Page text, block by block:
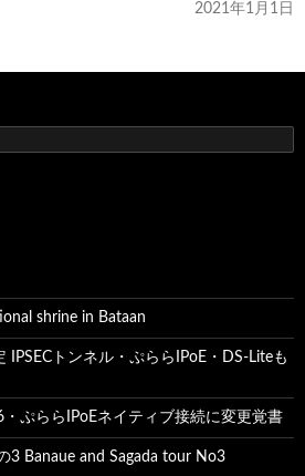
2021年1月1日
shrine in Bataan
IPSECトンネル・ぷららIPoE・DS-Liteも
・ぷららIPoEネイティブ接続に変更覚書
3 Banaue and Sagada tour No3